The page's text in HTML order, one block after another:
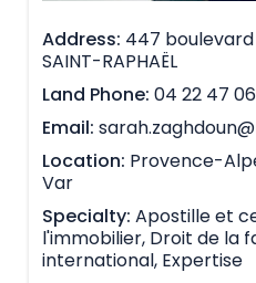
Address 447
SAINT-RAPHAËL
Land Phone 04 22 47
Email
Location Provence-
Var
Specialty Apostille et
l'immobilier, Droit de la
international, Expertise